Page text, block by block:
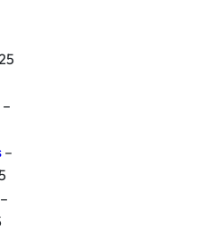
–
–
–